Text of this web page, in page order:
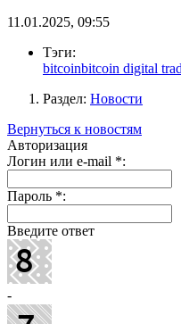
11.01.2025, 09:55
Тэги:
bitcoinbitcoin digital
Раздел: Новости
Вернуться к новостям
Авторизация
Логин или e-mail *:
Пароль *:
Введите ответ
-